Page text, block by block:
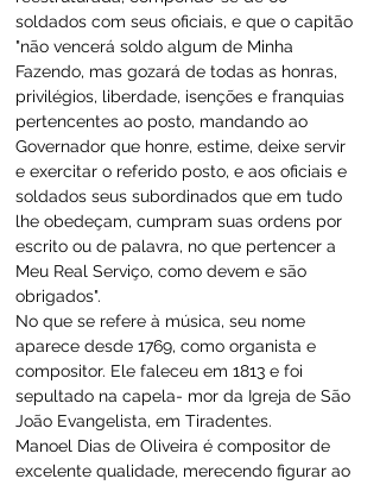
soldados com seus oficiais, e que o capitão
"não vencerá soldo algum de Minha
Fazendo, mas gozará de todas as honras,
privilégios, liberdade, isenções e franquias
pertencentes ao posto, mandando ao
Governador que honre, estime, deixe servir
e exercitar o referido posto, e aos oficiais e
soldados seus subordinados que em tudo
lhe obedeçam, cumpram suas ordens por
escrito ou de palavra, no que pertencer a
Meu Real Serviço, como devem e são
obrigados".
No que se refere à música, seu nome
aparece desde 1769, como organista e
compositor. Ele faleceu em 1813 e foi
sepultado na capela- mor da Igreja de São
João Evangelista, em Tiradentes.
Manoel Dias de Oliveira é compositor de
excelente qualidade, merecendo figurar ao